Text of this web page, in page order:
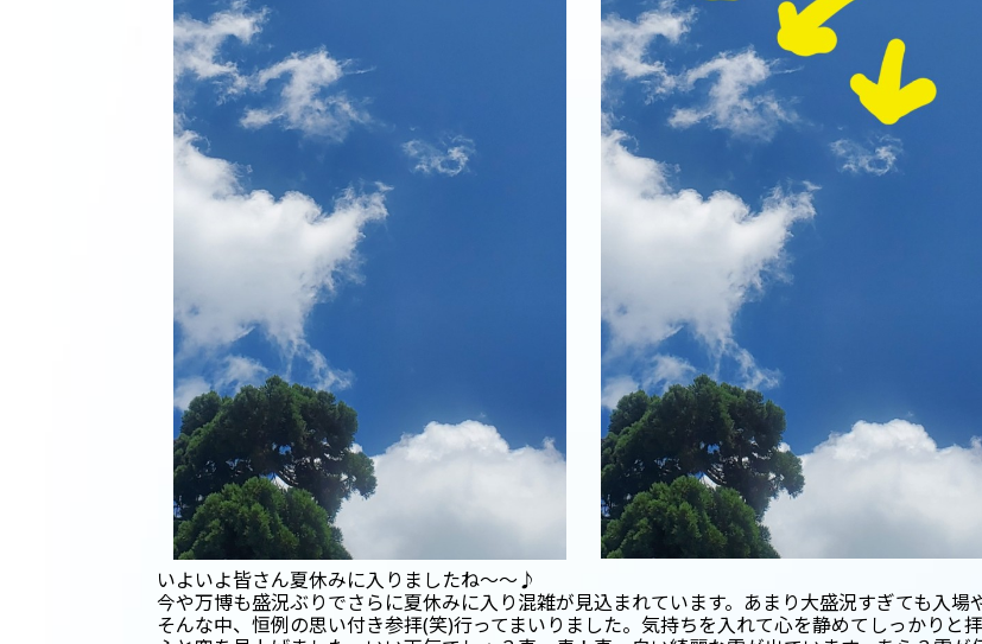
いよいよ皆さん夏休みに入りましたね～～♪
今や万博も盛況ぶりでさらに夏休みに入り混雑が見込まれています。あまり大盛況すぎても入場
そんな中、恒例の思い付き参拝(笑)行ってまいりました。気持ちを入れて心を静めてしっかりと拝